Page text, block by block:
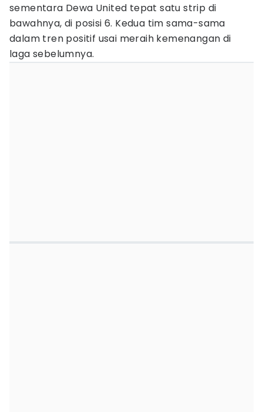
sementara Dewa United tepat satu strip di
bawahnya, di posisi 6. Kedua tim sama-sama
dalam tren positif usai meraih kemenangan di
laga sebelumnya.